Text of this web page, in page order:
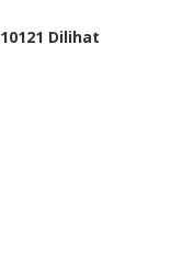
10121 Dilihat